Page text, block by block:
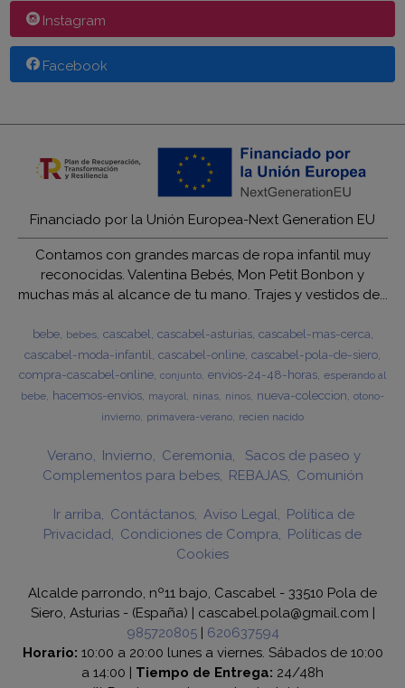
Instagram
Facebook
Financiado por la Unión Europea-Next Generation EU
Contamos con grandes marcas de ropa infantil muy
reconocidas. Valentina Bebés, Mon Petit Bonbon y
muchas más al alcance de tu mano. Trajes y vestidos de...
bebe bebes cascabel cascabel-asturias cascabel-mas-cerca
cascabel-moda-infantil cascabel-online cascabel-pola-de-siero
compra-cascabel-online conjunto envios-24-48-horas esperando al
bebe hacemos-envios mayoral ninas ninos nueva-coleccion otono-
invierno primavera-verano recien nacido
Verano Invierno Ceremonia
Sacos de paseo y
Complementos para bebes
REBAJAS Comunión
Ir arriba Contáctanos Aviso Legal
Política de
Privacidad
Condiciones de Compra
Políticas de
Cookies
Alcalde parrondo, nº11 bajo, Cascabel - 33510 Pola de
Siero, Asturias - (España) | cascabel.pola@gmail.com |
985720805| 620637594
Horario: 10:00 a 20:00 lunes a viernes. Sábados de 10:00
a 14:00 | Tiempo de Entrega: 24/48h